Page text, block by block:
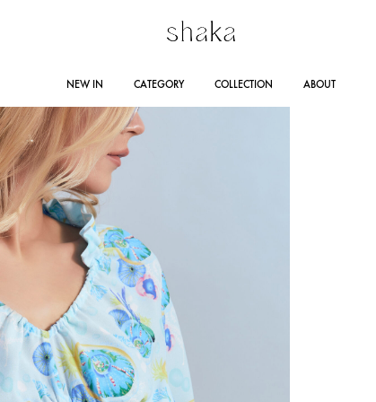
Shakastyles.com
|
Contemporary
women's
and
self-
confident
personality
NEW IN CATEGORY COLLECTION
SUMMER 2025
AUTUMN WINTER 2023
ABOUT
STORE LOCATION